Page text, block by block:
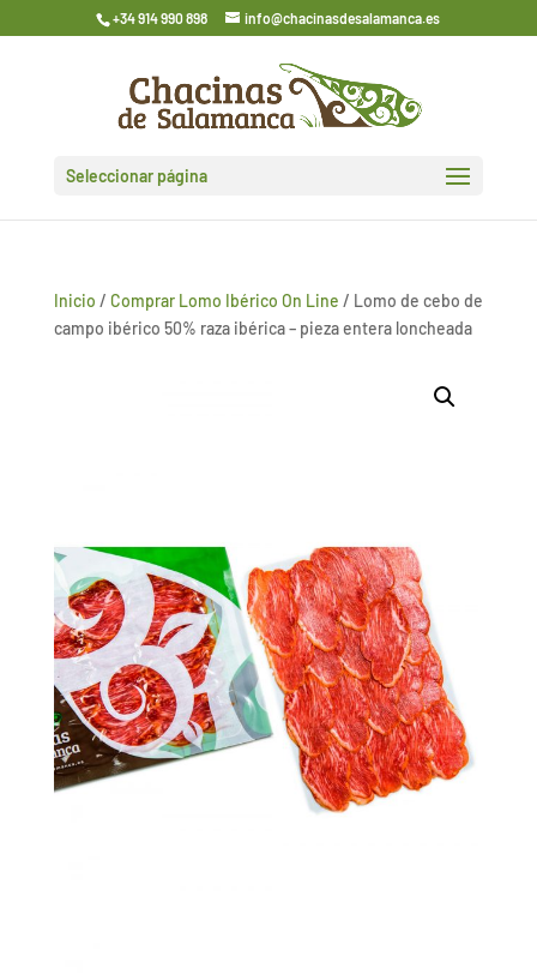
+34 914 990 898 info@chacinasdesalamanca.es
Seleccionar página
Inicio / Comprar Lomo Ibérico On Line / Lomo de cebo de
campo ibérico 50% raza ibérica – pieza entera loncheada